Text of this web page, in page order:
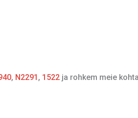
, N2291 , 1522 ja rohkem meie kohta